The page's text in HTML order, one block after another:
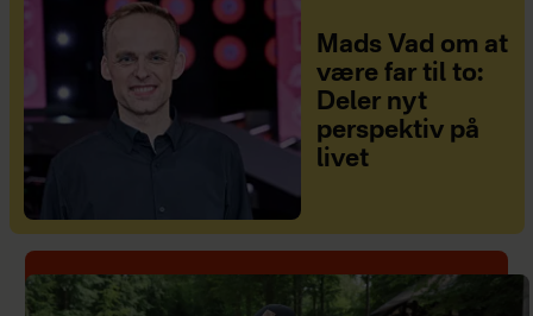
Mads Vad om at
være far til to:
Deler nyt
perspektiv på
livet